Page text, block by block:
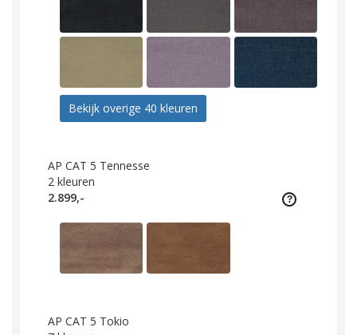
Bekijk overige 40 kleuren
AP CAT 5 Tennesse
2 kleuren
2.899,-
AP CAT 5 Tokio